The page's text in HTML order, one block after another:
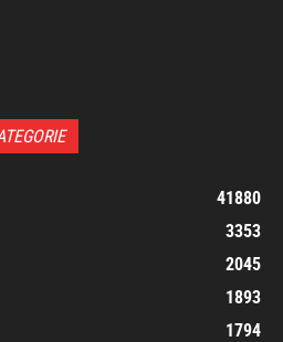
41880
3353
2045
1893
1794